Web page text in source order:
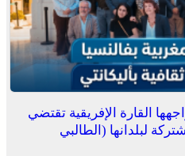
القارة الإفريقية تقتضي
لبلدانها (الطالبي